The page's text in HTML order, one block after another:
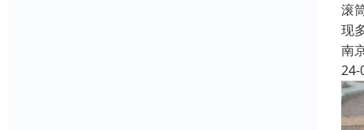
滚
现
南
24-